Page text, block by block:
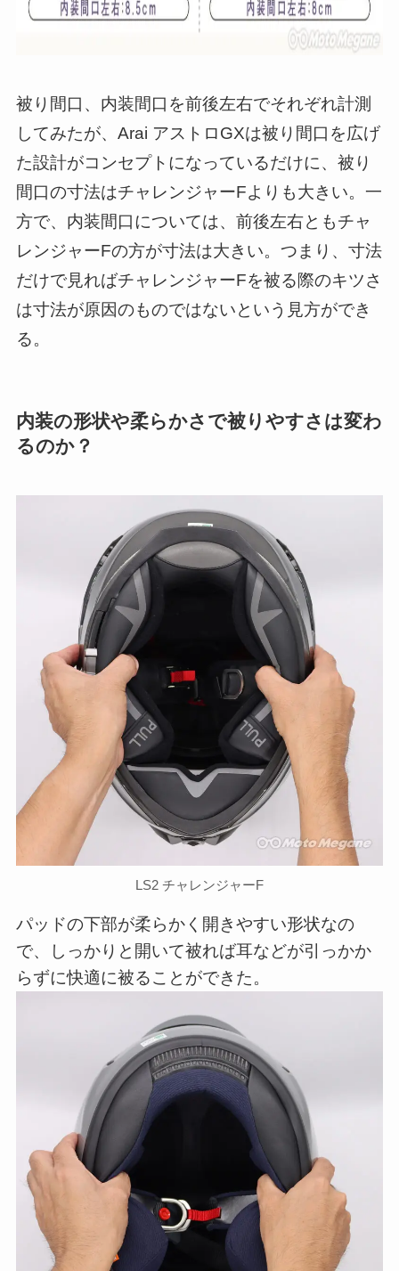
被り間口、内装間口を前後左右でそれぞれ計測
してみたが、Arai アストロGXは被り間口を広げ
た設計がコンセプトになっているだけに、被り
間口の寸法はチャレンジャーFよりも大きい。一
方で、内装間口については、前後左右ともチャ
レンジャーFの方が寸法は大きい。つまり、寸法
だけで見ればチャレンジャーFを被る際のキツさ
は寸法が原因のものではないという見方ができ
る。
内装の形状や柔らかさで被りやすさは変わ
るのか？
LS2 チャレンジャーF
パッドの下部が柔らかく開きやすい形状なの
で、しっかりと開いて被れば耳などが引っかか
らずに快適に被ることができた。